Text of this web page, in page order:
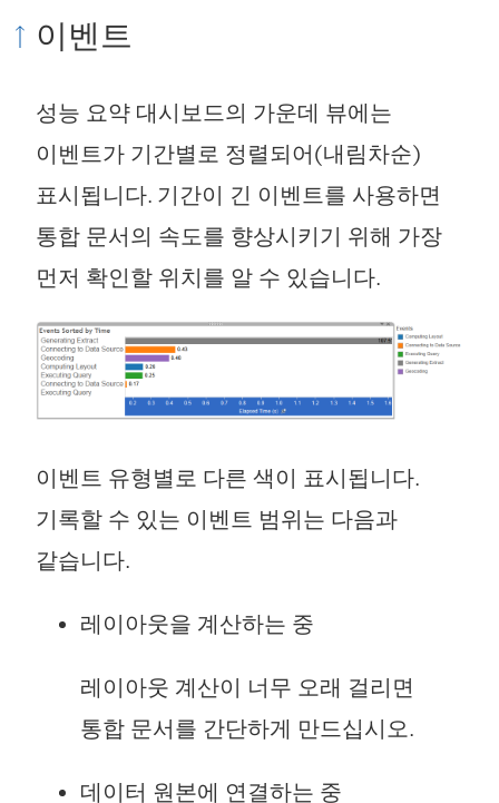
이벤트
성능 요약 대시보드의 가운데 뷰에는
이벤트가 기간별로 정렬되어(내림차순)
표시됩니다. 기간이 긴 이벤트를 사용하면
통합 문서의 속도를 향상시키기 위해 가장
먼저 확인할 위치를 알 수 있습니다.
이벤트 유형별로 다른 색이 표시됩니다.
기록할 수 있는 이벤트 범위는 다음과
같습니다.
레이아웃을 계산하는 중
레이아웃 계산이 너무 오래 걸리면
통합 문서를 간단하게 만드십시오.
데이터 원본에 연결하는 중